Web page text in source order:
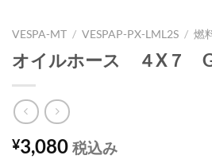
VESPA-MT / VESPAP-PX-LML2S / 燃
オイルホース ４X７
¥3,080 税込み